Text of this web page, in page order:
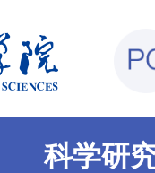
科学研